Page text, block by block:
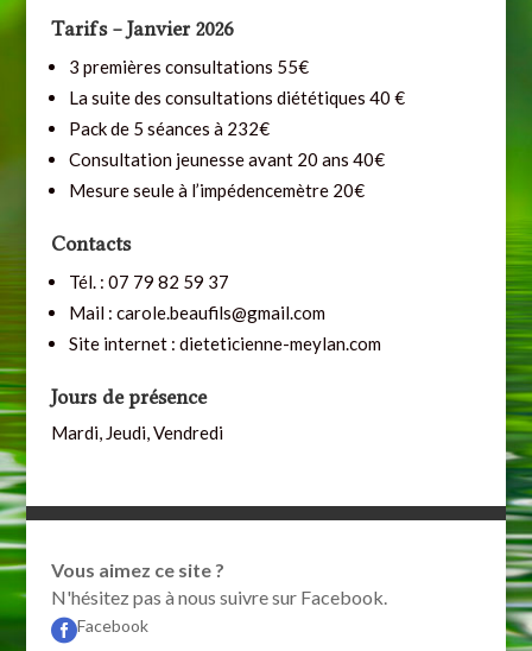
Tarifs – Janvier 2026
3 premières consultations 55€
La suite des consultations diététiques 40 €
Pack de 5 séances à 232€
Consultation jeunesse avant 20 ans 40€
Mesure seule à l’impédencemètre 20€
Contacts
Tél. : 07 79 82 59 37
Mail : carole.beaufils@gmail.com
Site internet : dieteticienne-meylan.com
Jours de présence
Mardi, Jeudi, Vendredi
Vous aimez ce site ?
N'hésitez pas à nous suivre sur Facebook.
Facebook